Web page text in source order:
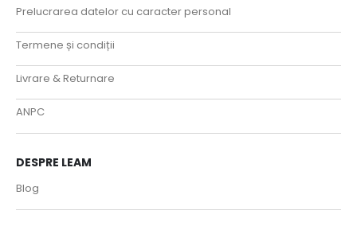
Prelucrarea datelor cu caracter personal
Termene și condiții
Livrare & Returnare
ANPC
DESPRE LEAM
Blog